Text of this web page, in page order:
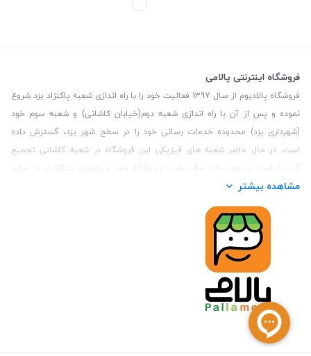
فروشگاه اینترنتی پالامی
فروشگاه پالادیوم از سال 1397 فعالیت خود را با راه اندازی شعبه پاکنژاد یزد شروع
نموده و پس از آن با راه اندازی شعبه دوم(خیابان کاشانی) و شعبه سوم خود
(شهرداری یزد) محدوده خدمات رسانی خود را در سطح شهر یزد، گسترش داده
است. در حال حاضر شعبه های فیزیکی این فروشگاه در شعبه کاشانی تجمیع
گردیده است و جهت رفاه حال مشتریان وفادار خود و پوشش حداکثری در سطح
استان یزد و همچنین مشتریان سطح کشور، فروشگاه اینترنتی پالامی را راه اندازی
نموده است. هدف فروشگاه اینترنتی پالامی فراهم نمودن یک خرید اینترنتی
مطمئن، با کالاهای متنوع، باکیفیت و دارای قیمت مناسب می باشد که مشتری
بتواند در مدت زمان کوتاه کالاهای خود را سفارش داده و در زمان مورد نظر خود
تحویل بگیرد و در صورت وجود عدم تطابق سفارش و کالای تحویل شده ضمانت
بازگشت کالا هم داشته باشد. سابقه درخشان در فروش حضوری و جذب مشتریان و
انعقاد قرارداد با ارگان های دولتی و خصوصی از افتخارات این مجموعه می باشد.
یکی از مهم‌ترین دغدغه‌های کاربران خرید اینترنتی، این است که کالای خریداری
شده در زمان مورد نظر آنها بدستشان برسد، لذا فروشگاه اینترنتی پالامی این
قابلیت را دارد تا علاوه بر روش تعیین روز و ساعت تحویل سفارش به مشتری،
مشاهده بیشتر